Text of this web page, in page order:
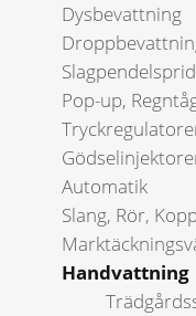
Dysbevattning
Pop-up,
Automatik
Slang, Rör,
Handvattning